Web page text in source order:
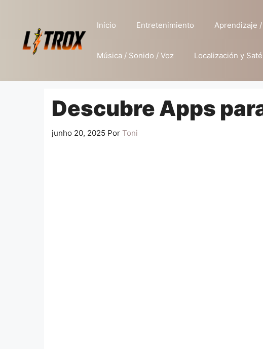
conteúdo
Início Entretenimiento Aprendizaje
Música / Sonido / Voz Localización y
Descubre Apps
junho 20, 2025 Por Toni